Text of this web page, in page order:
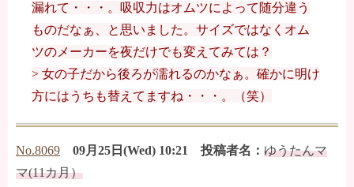
漏れて・・・。吸収力はオムツによって随分違う
ものだなぁ、と思いました。サイズではなくオム
ツのメーカーを夜だけでも変えてみては？
> 女の子だから後ろが濡れるのかなぁ。確かに明け
方にはうちも替えてますね・・・。（笑）
No.8069 09月25日(Wed) 10:21 投稿者名： ゆうたんマ
マ(11カ月）